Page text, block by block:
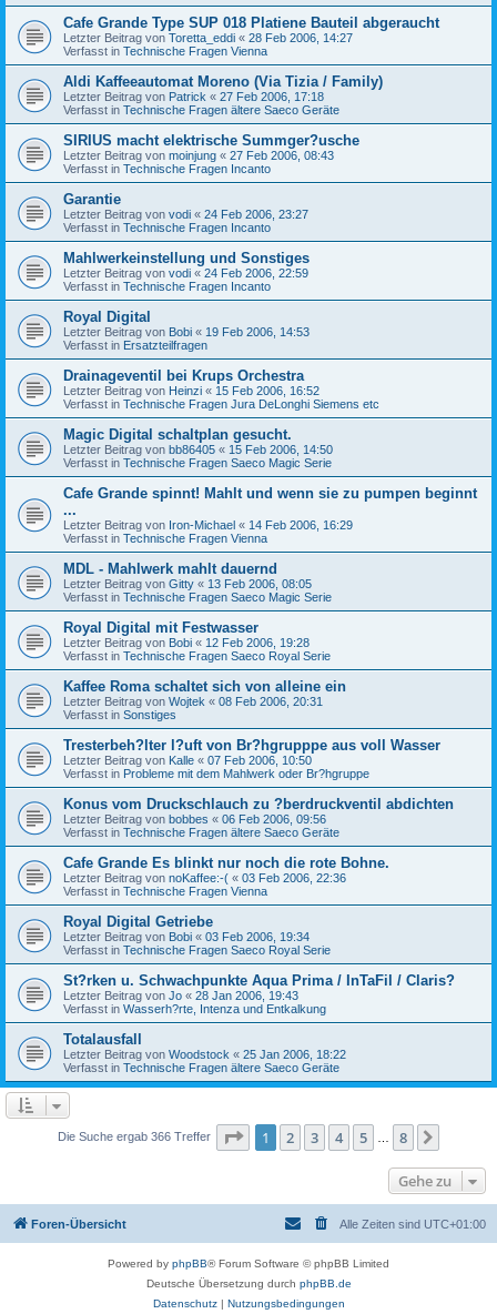
Cafe Grande Type SUP 018 Platiene Bauteil abgeraucht
Letzter Beitrag von Toretta_eddi « 28 Feb 2006, 14:27
Verfasst in Technische Fragen Vienna
Aldi Kaffeeautomat Moreno (Via Tizia / Family)
Letzter Beitrag von Patrick « 27 Feb 2006, 17:18
Verfasst in Technische Fragen ältere Saeco Geräte
SIRIUS macht elektrische Summger?usche
Letzter Beitrag von moinjung « 27 Feb 2006, 08:43
Verfasst in Technische Fragen Incanto
Garantie
Letzter Beitrag von vodi « 24 Feb 2006, 23:27
Verfasst in Technische Fragen Incanto
Mahlwerkeinstellung und Sonstiges
Letzter Beitrag von vodi « 24 Feb 2006, 22:59
Verfasst in Technische Fragen Incanto
Royal Digital
Letzter Beitrag von Bobi « 19 Feb 2006, 14:53
Verfasst in Ersatzteilfragen
Drainageventil bei Krups Orchestra
Letzter Beitrag von Heinzi « 15 Feb 2006, 16:52
Verfasst in Technische Fragen Jura DeLonghi Siemens etc
Magic Digital schaltplan gesucht.
Letzter Beitrag von bb86405 « 15 Feb 2006, 14:50
Verfasst in Technische Fragen Saeco Magic Serie
Cafe Grande spinnt! Mahlt und wenn sie zu pumpen beginnt
...
Letzter Beitrag von Iron-Michael « 14 Feb 2006, 16:29
Verfasst in Technische Fragen Vienna
MDL - Mahlwerk mahlt dauernd
Letzter Beitrag von Gitty « 13 Feb 2006, 08:05
Verfasst in Technische Fragen Saeco Magic Serie
Royal Digital mit Festwasser
Letzter Beitrag von Bobi « 12 Feb 2006, 19:28
Verfasst in Technische Fragen Saeco Royal Serie
Kaffee Roma schaltet sich von alleine ein
Letzter Beitrag von Wojtek « 08 Feb 2006, 20:31
Verfasst in Sonstiges
Tresterbeh?lter l?uft von Br?hgrupppe aus voll Wasser
Letzter Beitrag von Kalle « 07 Feb 2006, 10:50
Verfasst in Probleme mit dem Mahlwerk oder Br?hgruppe
Konus vom Druckschlauch zu ?berdruckventil abdichten
Letzter Beitrag von bobbes « 06 Feb 2006, 09:56
Verfasst in Technische Fragen ältere Saeco Geräte
Cafe Grande Es blinkt nur noch die rote Bohne.
Letzter Beitrag von noKaffee:-( « 03 Feb 2006, 22:36
Verfasst in Technische Fragen Vienna
Royal Digital Getriebe
Letzter Beitrag von Bobi « 03 Feb 2006, 19:34
Verfasst in Technische Fragen Saeco Royal Serie
St?rken u. Schwachpunkte Aqua Prima / InTaFil / Claris?
Letzter Beitrag von Jo « 28 Jan 2006, 19:43
Verfasst in Wasserh?rte, Intenza und Entkalkung
Totalausfall
Letzter Beitrag von Woodstock « 25 Jan 2006, 18:22
Verfasst in Technische Fragen ältere Saeco Geräte
Die Suche ergab 366 Treffer Seite 1von
1 2 3 4 5 8
Gehe zu
Foren-Übersicht Alle Zeiten sind UTC+01:00
Powered by phpBB® Forum Software © phpBB Limited
Deutsche Übersetzung durch phpBB.de
Datenschutz| Nutzungsbedingungen